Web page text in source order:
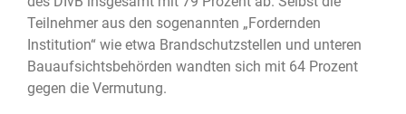
Teilnehmer aus den sogenannten „Fordernden
Institution“ wie etwa Brandschutzstellen und unteren
Bauaufsichtsbehörden wandten sich mit 64 Prozent
gegen die Vermutung.